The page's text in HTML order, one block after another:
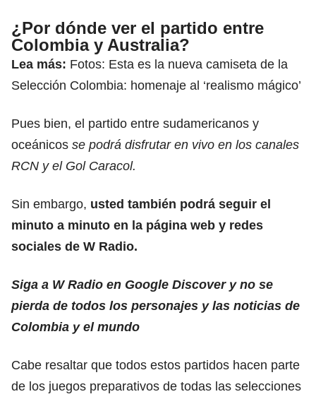
¿Por dónde ver el partido entre
Colombia y Australia?
Lea más: Fotos: Esta es la nueva camiseta de la
Selección Colombia: homenaje al ‘realismo mágico’
Pues bien, el partido entre sudamericanos y
oceánicos se podrá disfrutar en vivo en los canales
RCN y el Gol Caracol.
Sin embargo, usted también podrá seguir el
minuto a minuto en la página web y redes
sociales de W Radio.
Siga a W Radio en Google Discover y no se
pierda de todos los personajes y las noticias de
Colombia y el mundo
Cabe resaltar que todos estos partidos hacen parte
de los juegos preparativos de todas las selecciones